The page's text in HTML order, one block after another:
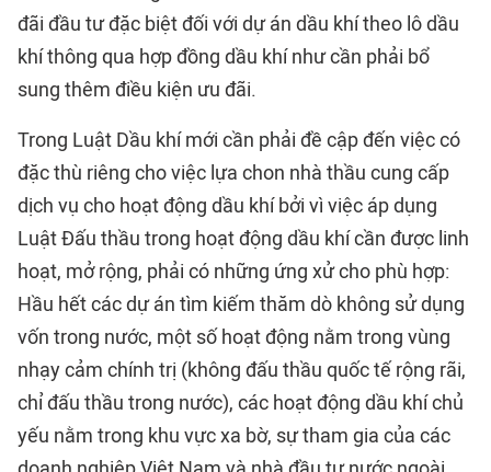
đãi đầu tư đặc biệt đối với dự án dầu khí theo lô dầu
khí thông qua hợp đồng dầu khí như cần phải bổ
sung thêm điều kiện ưu đãi.
Trong Luật Dầu khí mới cần phải đề cập đến việc có
đặc thù riêng cho việc lựa chon nhà thầu cung cấp
dịch vụ cho hoạt động dầu khí bởi vì việc áp dụng
Luật Đấu thầu trong hoạt động dầu khí cần được linh
hoạt, mở rộng, phải có những ứng xử cho phù hợp:
Hầu hết các dự án tìm kiếm thăm dò không sử dụng
vốn trong nước, một số hoạt động nằm trong vùng
nhạy cảm chính trị (không đấu thầu quốc tế rộng rãi,
chỉ đấu thầu trong nước), các hoạt động dầu khí chủ
yếu nằm trong khu vực xa bờ, sự tham gia của các